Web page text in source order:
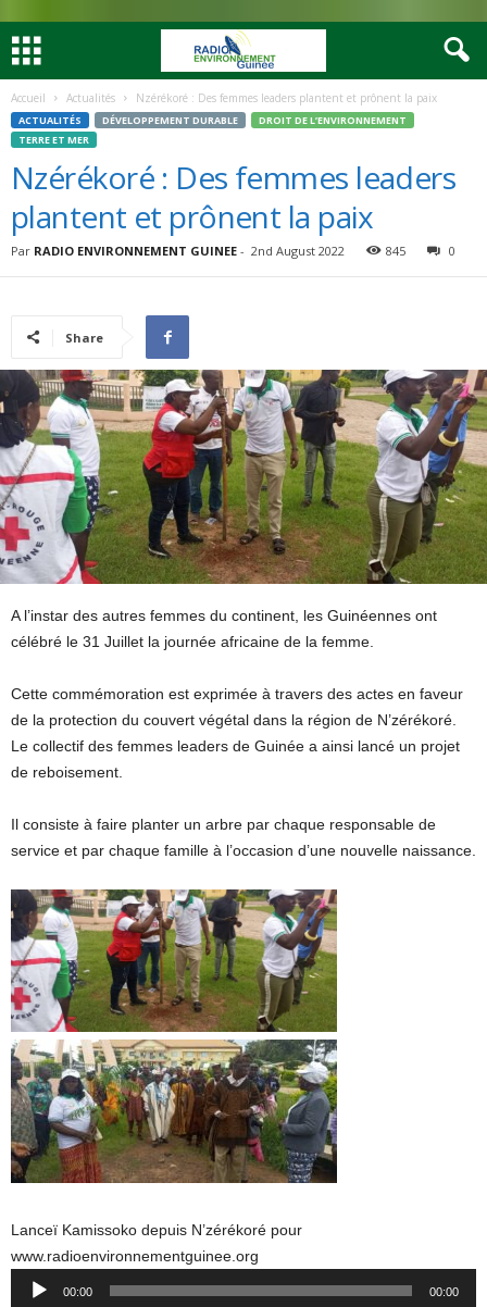
Accueil Actualités Nzérékoré : Des femmes leaders plantent et prônent la paix
ACTUALITÉS DÉVELOPPEMENT DURABLE
DROIT DE L’ENVIRONNEMENT
TERRE ET MER
Nzérékoré : Des femmes leaders
plantent et prônent la paix
Par RADIO ENVIRONNEMENT GUINEE - 2nd August 2022 845 0
Share
A l’instar des autres femmes du continent, les Guinéennes ont
célébré le 31 Juillet la journée africaine de la femme.
Cette commémoration est exprimée à travers des actes en faveur
de la protection du couvert végétal dans la région de N’zérékoré.
Le collectif des femmes leaders de Guinée a ainsi lancé un projet
de reboisement.
Il consiste à faire planter un arbre par chaque responsable de
service et par chaque famille à l’occasion d’une nouvelle naissance.
Lanceï Kamissoko depuis N’zérékoré pour
www.radioenvironnementguinee.org
Audio
00:00 00:00